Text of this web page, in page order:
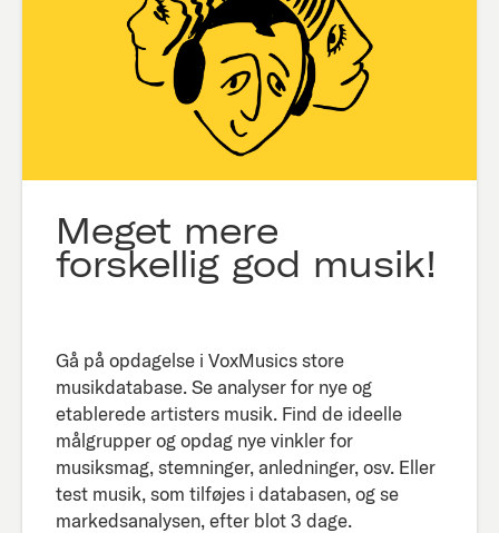
Meget mere
forskellig god musik!
Gå på opdagelse i VoxMusics store
musikdatabase. Se analyser for nye og
etablerede artisters musik. Find de ideelle
målgrupper og opdag nye vinkler for
musiksmag, stemninger, anledninger, osv. Eller
test musik, som tilføjes i databasen, og se
markedsanalysen, efter blot 3 dage.​